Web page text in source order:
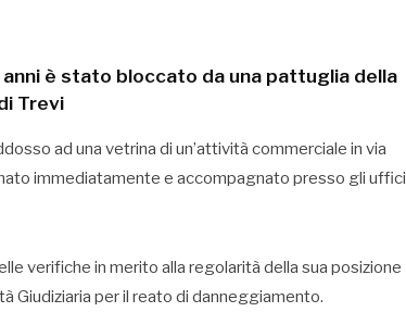
è stato bloccato da una pattuglia della
Trevi
ad una vetrina di un’attività commerciale in via
immediatamente e accompagnato presso gli uffici
verifiche in merito alla regolarità della sua posizione
Giudiziaria per il reato di danneggiamento.